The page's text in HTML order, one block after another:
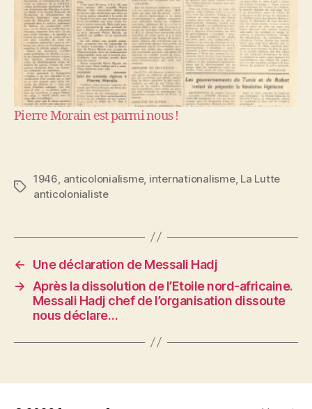
Pierre Morain est parmi nous !
Étiquettes
1946 anticolonialisme, internationalisme, La Lutte
anticolonialiste
←
Une déclaration de Messali Hadj
→
Après la dissolution de l’Etoile nord-africaine.
Messali Hadj chef de l’organisation dissoute
nous déclare…